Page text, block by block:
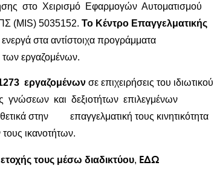
στο Χειρισμό Εφαρμογών Αυτοματισμού
(MIS) 5035152. Το Κέντρο Επαγγελματικής
ενεργά στα αντίστοιχα προγράμματα
των εργαζομένων.
εργαζομένων σε επιχειρήσεις του ιδιωτικού
γνώσεων και δεξιοτήτων επιλεγμένων
στην επαγγελματική τους κινητικότητα
ικανοτήτων.
τους μέσω διαδικτύου, ΕΔΩ